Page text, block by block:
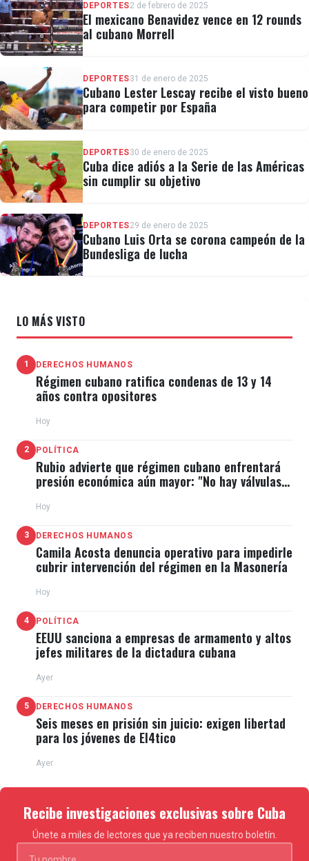
DEPORTES2 de febrero de 2025
El mexicano Benavidez vence en 12 rounds
al cubano Morrell
DEPORTES31 de enero de 2025
Cubano Lester Lescay recibe el visto bueno
para competir por España
DEPORTES30 de enero de 2025
Cuba dice adiós a la Serie de las Américas
sin cumplir su objetivo
DEPORTES29 de enero de 2025
Cubano Luis Orta se corona campeón de la
Bundesliga de lucha
LO MÁS VISTO
1 DERECHOS HUMANOS
Régimen cubano ratifica condenas de 13 y 14
años contra opositores
Hoy
2 POLÍTICA
Rubio advierte que régimen cubano enfrentará
presión económica aún mayor: "No hay válvulas
Hoy
3 DERECHOS HUMANOS
Camila Acosta denuncia operativo para impedirle
cubrir intervención del régimen en la Masonería
Hoy
4 POLÍTICA
EEUU sanciona a empresas de armamento y altos
jefes militares de la dictadura cubana
Ayer
5 DERECHOS HUMANOS
Seis meses en prisión sin juicio: exigen libertad
para los jóvenes de El4tico
Ayer
Recibe investigaciones exclusivas sobre Cuba
Únete a miles de lectores que ya reciben nuestro boletín.